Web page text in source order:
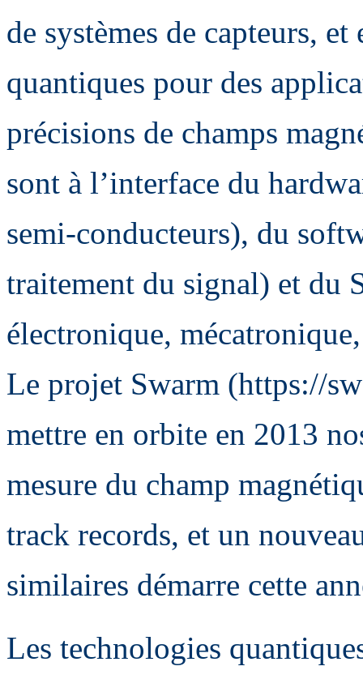
de systèmes de capteurs,
quantiques pour des
précisions de champs
sont à l’interface du
semi-conducteurs), du
traitement du signal) et du
électronique,
Le projet Swarm (https://
mettre en orbite en 2013
mesure du champ
track records, et un
similaires démarre cette
Les technologies